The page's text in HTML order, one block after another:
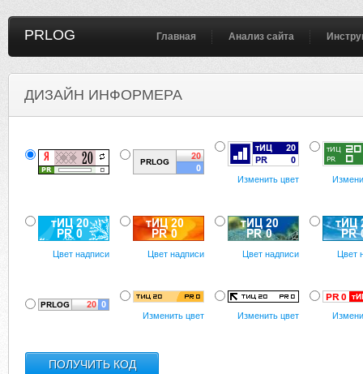
PRLOG Главная Анализ сайта
ДИЗАЙН ИНФОРМЕРА
Изменить цвет
Цвет надписи Цвет надписи Цвет надписи Цвет
Изменить цвет Изменить цвет